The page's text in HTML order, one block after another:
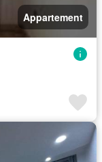
Appartement